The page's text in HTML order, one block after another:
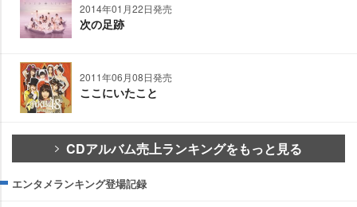
2014年01月22日発売
次の足跡
2011年06月08日発売
ここにいたこと
CDアルバム売上ランキングをもっと見る
エンタメランキング登場記録